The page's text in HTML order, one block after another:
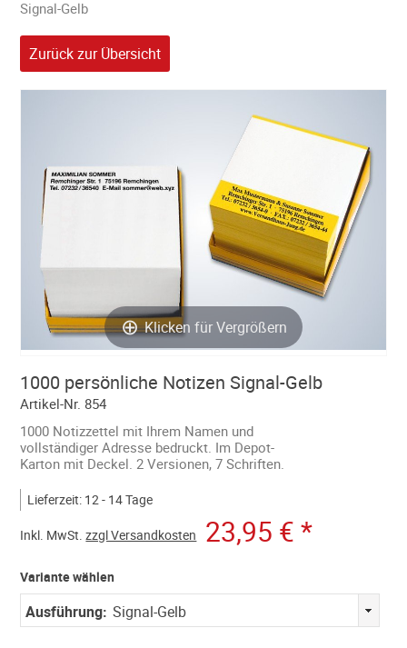
Signal-Gelb
Zurück zur Übersicht
Klicken für Vergrößern
1000 persönliche Notizen Signal-Gelb
Artikel-Nr. 854
1000 Notizzettel mit Ihrem Namen und
vollständiger Adresse bedruckt. Im Depot-
Karton mit Deckel. 2 Versionen, 7 Schriften.
Lieferzeit: 12 - 14 Tage
23,95 € *
Inkl. MwSt.zzgl Versandkosten
Variante wählen
Ausführung: Signal-Gelb